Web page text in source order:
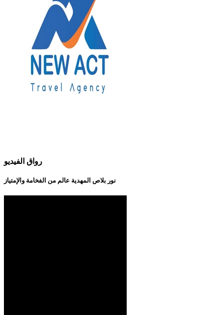
رواق الفيديو
نور بلاص المهدية عالم من الفخامة والإمتياز